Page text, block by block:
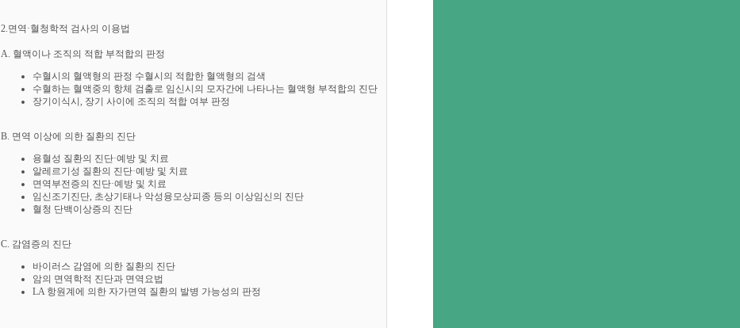
2.면역·혈청학적 검사의 이용법
A. 혈액이나 조직의 적합 부적합의 판정
수혈시의 혈액형의 판정 수혈시의 적합한 혈액형의 검색
수혈하는 혈액중의 항체 검출로 임신시의 모자간에 나타나는 혈액형 부적합의 진단
장기이식시, 장기 사이에 조직의 적합 여부 판정
B. 면역 이상에 의한 질환의 진단
용혈성 질환의 진단·예방 및 치료
알레르기성 질환의 진단·예방 및 치료
면역부전증의 진단·예방 및 치료
임신조기진단, 초상기태나 악성융모상피종 등의 이상임신의 진단
혈청 단백이상증의 진단
C. 감염증의 진단
바이러스 감염에 의한 질환의 진단
암의 면역학적 진단과 면역요법
LA 항원계에 의한 자가면역 질환의 발병 가능성의 판정